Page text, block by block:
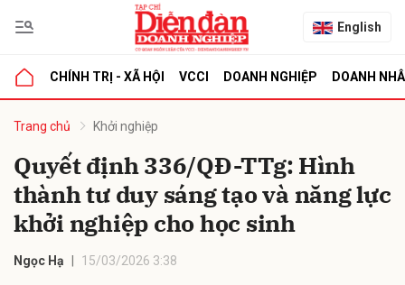
English
CHÍNH TRỊ - XÃ HỘI VCCI DOANH NGHIỆP DOANH
Trang chủ Khởi nghiệp
Quyết định 336/QĐ-TTg: Hình
thành tư duy sáng tạo và năng lực
khởi nghiệp cho học sinh
Ngọc Hạ 15/03/2026 3:38
luận